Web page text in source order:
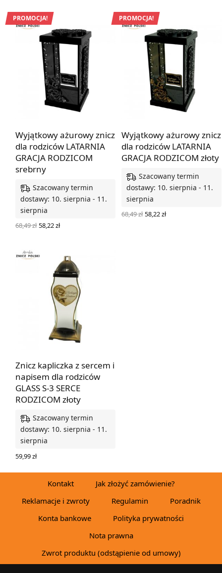
PROMOCJA!
Wyjątkowy ażurowy znicz
dla rodziców LATARNIA
GRACJA RODZICOM
srebrny
Szacowany termin
dostawy: 10. sierpnia - 11.
sierpnia
68,49zł Pierwotna
cena
58,22złAktualna
PROMOCJA!
Wyjątkowy ażurowy znicz
dla rodziców LATARNIA
GRACJA RODZICOM złoty
Szacowany termin
dostawy: 10. sierpnia - 11.
sierpnia
68,49zł Pierwotna
cena
58,22złAktualna
Znicz kapliczka z sercem i
napisem dla rodziców
GLASS S-3 SERCE
RODZICOM złoty
Szacowany termin
dostawy: 10. sierpnia - 11.
sierpnia
59,99zł
Kontakt
Jak złożyć zamówienie?
Reklamacje i zwroty
Regulamin
Poradnik
Konta bankowe
Polityka prywatności
Nota prawna
Zwrot produktu (odstąpienie od umowy)